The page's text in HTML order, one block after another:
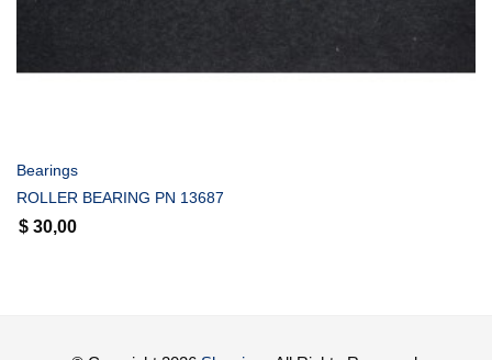
Bearings
ROLLER BEARING PN 13687
$ 30,00